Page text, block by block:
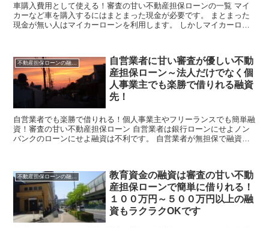
車購入費用として使える！審査の甘い不動産担保ローンの一覧 マイ
カーなど車を購入するにはまとまった現金が必要です。 まとまった
現金が無い人はマイカーローンを利用します。 しかしマイカーロー
不動産担保ローンの融資情報
自営業者に甘い審査が優しい不動
産担保ローン～法人だけでなく個
人事業主でも楽勝で借りれる融資
先！
自営業者でも楽勝で借りれる！個人事業主やフリーランスでも簡単融
資！審査の甘い不動産担保ローン 自営業者は銀行ローンにせよノン
バンクのローンにせよ融資は不利です。 自営業者が無担保で融資を
不動産担保ローンの融資情報
教育資金の融資は審査の甘い不動
産担保ローンで簡単に借りれる！
１００万円～５００万円以上の融
資もラクラクOKです